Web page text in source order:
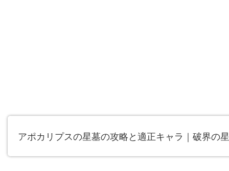
アポカリプスの星墓の攻略と適正キャラ｜破界の